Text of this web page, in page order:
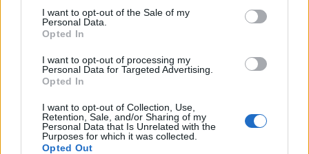
consent section.
I want to opt-out of the Sale of my
Personal Data.
Opted In
I want to opt-out of processing my
Personal Data for Targeted Advertising.
Opted In
I want to opt-out of Collection, Use,
Retention, Sale, and/or Sharing of my
Personal Data that Is Unrelated with the
Purposes for which it was collected.
Opted Out
Amikor első pirézként a tévében megszólaltam...
Nem mintha igazán beszélni hagytak volna... De hát
magára vessen, aki egy kereskedelmi tévé
megkeresésére igent mond... Bárhogy is, piréz
elsőbbségemnek ez valamiféle dokumentálása
mégis: